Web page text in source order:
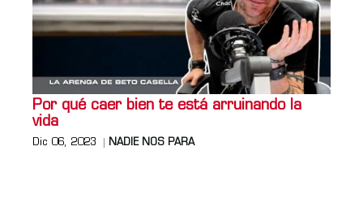
Por qué caer bien te está arruinando la
vida
Dic 06, 2023 NADIE NOS PARA